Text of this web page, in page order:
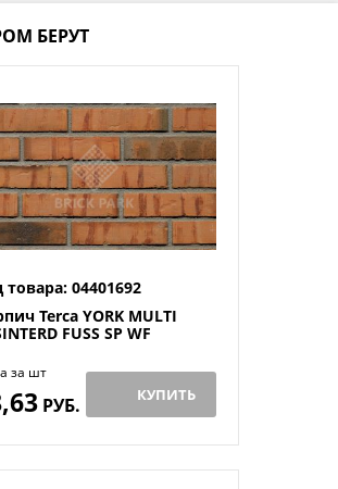
БЕРУТ
товара: 04401692
Terca YORK MULTI
FUSS SP WF
за шт
РУБ. КУПИТЬ